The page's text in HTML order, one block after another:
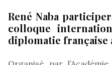
René Naba
colloque
diplomatie française